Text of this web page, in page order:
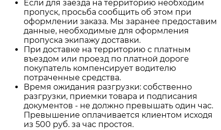
Если для заезда на территорию необходим
пропуск, просьба сообщить об этом при
оформлении заказа. Мы заранее предоставим
данные, необходимые для оформления
пропуска экипажу доставки.
При доставке на территорию с платным
въездом или проезд по платной дороге
покупатель компенсирует водителю
потраченные средства.
Время ожидания разгрузки: собственно
разгрузки, приемки товара и подписания
документов - не должно превышать один час.
Превышение оплачивается клиентом исходя
из 500 руб. за час простоя.